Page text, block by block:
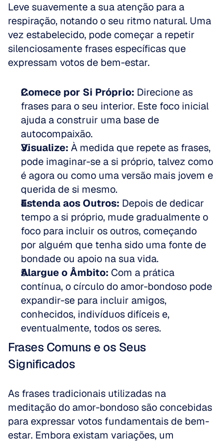
Leve suavemente a sua atenção para a
respiração, notando o seu ritmo natural. Uma
vez estabelecido, pode começar a repetir
silenciosamente frases específicas que
expressam votos de bem-estar.
Comece por Si Próprio: Direcione as
frases para o seu interior. Este foco inicial
ajuda a construir uma base de
autocompaixão.
Visualize: À medida que repete as frases,
pode imaginar-se a si próprio, talvez como
é agora ou como uma versão mais jovem e
querida de si mesmo.
Estenda aos Outros: Depois de dedicar
tempo a si próprio, mude gradualmente o
foco para incluir os outros, começando
por alguém que tenha sido uma fonte de
bondade ou apoio na sua vida.
Alargue o Âmbito: Com a prática
contínua, o círculo do amor-bondoso pode
expandir-se para incluir amigos,
conhecidos, indivíduos difíceis e,
eventualmente, todos os seres.
Frases Comuns e os Seus
Significados
As frases tradicionais utilizadas na
meditação do amor-bondoso são concebidas
para expressar votos fundamentais de bem-
estar. Embora existam variações, um